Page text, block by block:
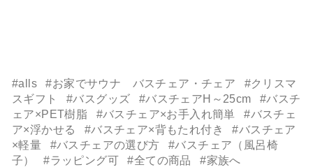
#alls #お家でサウナ バスチェア・チェア
#クリスマ
スギフト
#バスグッズ #バスチェアH～25cm
#バスチ
ェア×PET樹脂
#バスチェア×お手入れ簡単
#バスチェ
ア×浮かせる
#バスチェア×背もたれ付き
#バスチェア
×軽量
#バスチェアの選び方
#バスチェア（風呂椅
子）
#ラッピング可 #全ての商品 #家族へ